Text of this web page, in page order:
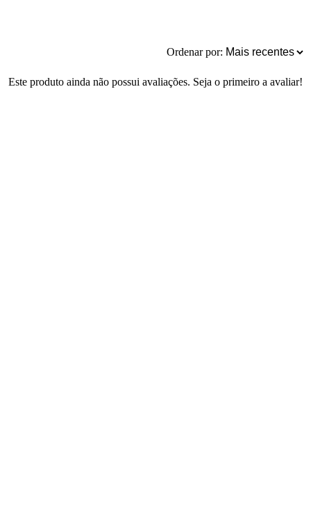
Ordenar por:
Este produto ainda não possui avaliações. Seja o primeiro a avaliar!